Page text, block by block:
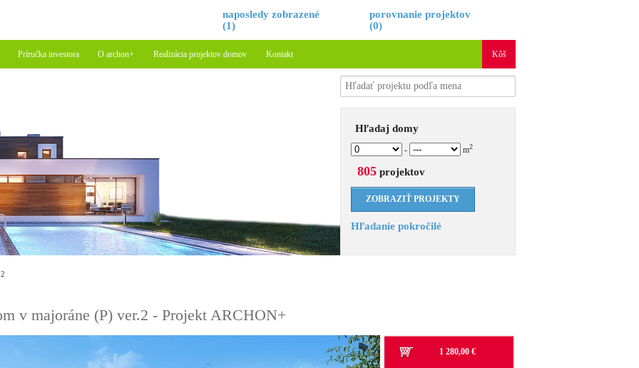
naposledy zobrazené
(1)
porovnanie projektov
(0)
Príručka investora O archon+ Realizácia projektov domov Kontakt Kôš
Hľadaj domy
- m2
805projektov
Hľadanie pokročilé
v majoráne (P) ver.2 - Projekt ARCHON+
1 280,00 €